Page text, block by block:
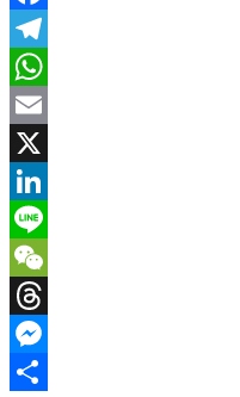
Facebook
Telegram
WhatsApp
Email
X
LinkedIn
Line
WeChat
Threads
Messenger